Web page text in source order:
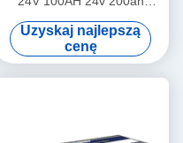
żywotność bateria do
zasilania ciężarówek
Uzyskaj najlepszą
cenę